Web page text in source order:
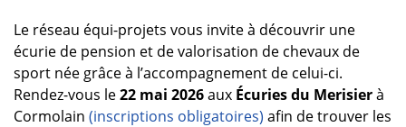
Le réseau équi-projets vous invite à découvrir une
écurie de pension et de valorisation de chevaux de
sport née grâce à l’accompagnement de celui-ci.
Rendez-vous le22 mai 2026aux Écuries du Merisierà
Cormolain (inscriptions obligatoires) afin de trouver les